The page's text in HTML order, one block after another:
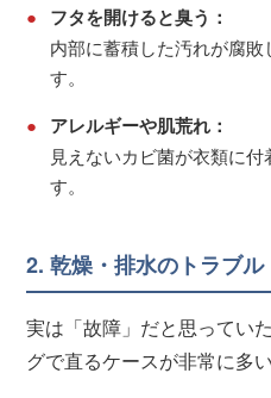
●
フタを開けると臭う：
内部に蓄積した汚れが腐
す。
●
アレルギーや肌荒れ：
見えないカビ菌が衣類に
す。
2. 乾燥・排水のトラブル
実は「故障」だと思ってい
グで直るケースが非常に多